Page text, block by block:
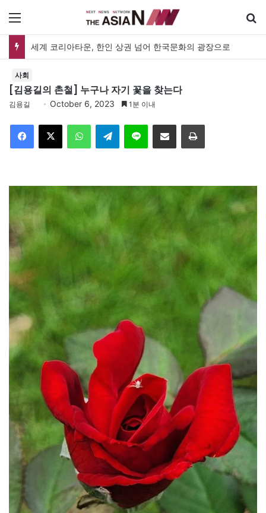
세계 코리아타운, 한인 상권 넘어 한국문화의 광장으로
사회
[김용길의 촌철] 누구나 자기 꽃을 찾는다
김용길 October 6, 2023 1분 이내
Telegram 이메일